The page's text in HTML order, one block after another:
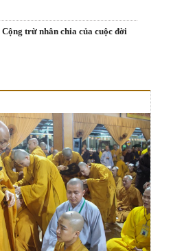
Cộng trừ nhân chia của cuộc đời